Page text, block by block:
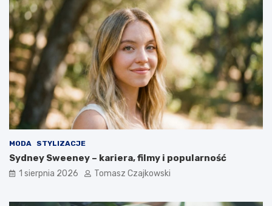
MODA STYLIZACJE
Sydney Sweeney – kariera, filmy i popularność
1 sierpnia 2026 Tomasz Czajkowski